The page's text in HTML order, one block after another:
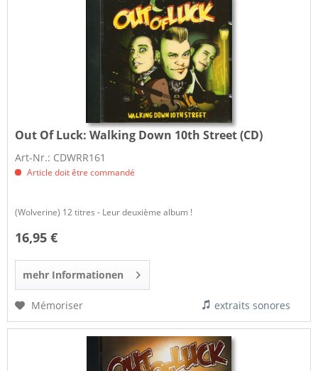
Out Of Luck:Walking Down 10th Street (CD)
Art-Nr.: CDWRR161
Article doit être commandé
(Wolverine) 12 titres - Leur deuxième album !
16,95 €
mehr Informationen
Mémoriser extraits sonores